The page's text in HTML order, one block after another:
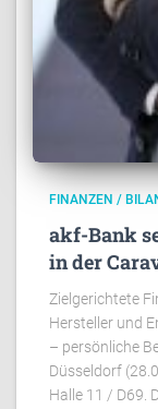
FINANZEN /
akf-Bank
in der
Zielgerichtete
Hersteller und
– persönliche
Düsseldorf
Halle 11 / D69.